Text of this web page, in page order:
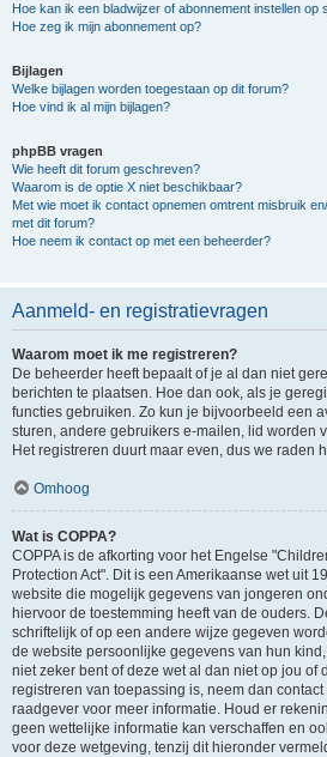
Hoe kan ik een bladwijzer of abonnement instellen op
Hoe zeg ik mijn abonnement op?
Bijlagen
Welke bijlagen worden toegestaan op dit forum?
Hoe vind ik al mijn bijlagen?
phpBB vragen
Wie heeft dit forum geschreven?
Waarom is de optie X niet beschikbaar?
Met wie moet ik contact opnemen omtrent misbruik
met dit forum?
Hoe neem ik contact op met een beheerder?
Aanmeld- en registratievragen
Waarom moet ik me registreren?
De beheerder heeft bepaalt of je al dan niet
berichten te plaatsen. Hoe dan ook, als je
functies gebruiken. Zo kun je bijvoorbeeld een
sturen, andere gebruikers e-mailen, lid worden
Het registreren duurt maar even, dus we raden
Omhoog
Wat is COPPA?
COPPA is de afkorting voor het Engelse
Protection Act". Dit is een Amerikaanse wet uit
website die mogelijk gegevens van jongeren
hiervoor de toestemming heeft van de ouders.
schriftelijk of op een andere wijze gegeven
de website persoonlijke gegevens van hun
niet zeker bent of deze wet al dan niet op jou of
registreren van toepassing is, neem dan
raadgever voor meer informatie. Houd er
geen wettelijke informatie kan verschaffen en
voor deze wetgeving, tenzij dit hieronder